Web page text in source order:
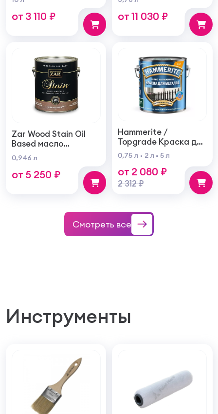
внутренних и
наружных работ
от 3 110 ₽
самогрунтующаяся
суперукрывистая
от 11 030 ₽
Zar Wood Stain Oil
Based масло
тонирующая по
дереву
0,946 л
от 5 250 ₽
Hammerite /
Topgrade Краска для
металла с
молотковым
эффектом
0,75 л 2 л 5 л
от 2 080 ₽
2 312 ₽
Смотреть все
Инструменты